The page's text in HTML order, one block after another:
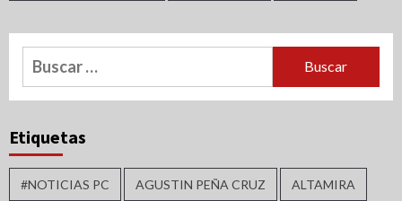
Buscar:
Etiquetas
#NOTICIAS PC AGUSTIN PEÑA CRUZ ALTAMIRA